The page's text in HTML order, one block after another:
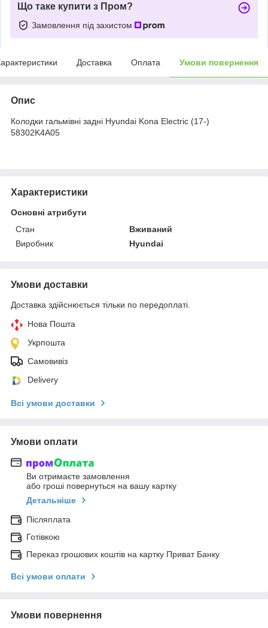
Що таке купити з Пром?
Замовлення під захистом
Доставка Оплата Умови повернення
Опис
Колодки гальмівні задні Hyundai Kona Electric (17-)
58302K4A05
Характеристики
Основні атрибути
Стан
Вживаний
Виробник
Hyundai
Умови доставки
Доставка здійснюється тільки по передоплаті.
Нова Пошта
Укрпошта
Самовивіз
Delivery
Всі умови доставки
Умови оплати
Ви отримаєте замовлення
або гроші повернуться на вашу картку
Детальніше
Післяплата
Готівкою
Переказ грошових коштів на картку Приват Банку
Всі умови оплати
Умови повернення